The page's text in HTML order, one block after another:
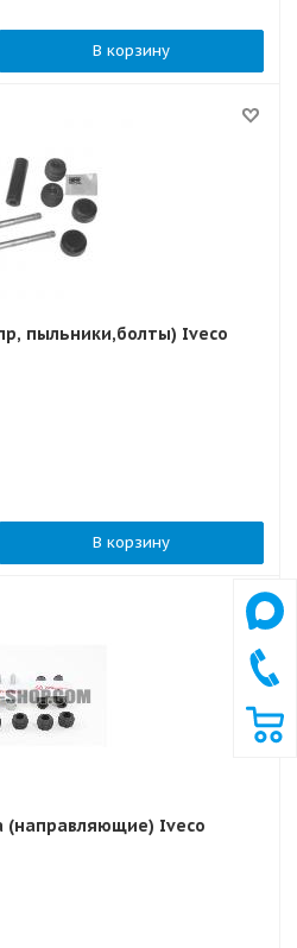
В корзину
пыльники,болты) Iveco
В корзину
(направляющие) Iveco